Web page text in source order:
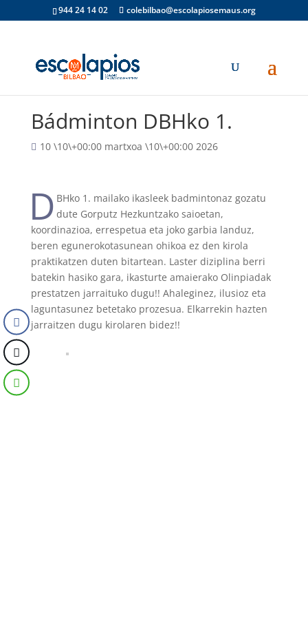
944 24 14 02 colebilbao@escolapiosemaus.org
Bádminton DBHko 1.
10 \10\+00:00 martxoa \10\+00:00 2026
D BHko 1. mailako ikasleek badmintonaz gozatu
dute Gorputz Hezkuntzako saioetan,
koordinazioa, errespetua eta joko garbia landuz,
beren egunerokotasunean ohikoa ez den kirola
praktikatzen duten bitartean. Laster diziplina berri
batekin hasiko gara, ikasturte amaierako Olinpiadak
prestatzen jarraituko dugu!! Ahaleginez, ilusioz eta
laguntasunez betetako prozesua. Elkarrekin hazten
jarraitzen dugu kirolaren bidez!!